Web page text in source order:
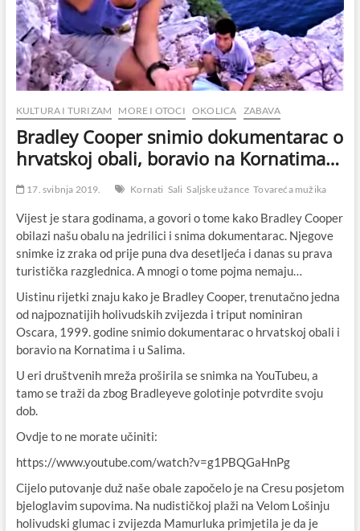
KULTURA I TURIZAM MORE I OTOCI OKOLICA ZABAVA
Bradley Cooper snimio dokumentarac o
hrvatskoj obali, boravio na Kornatima…
17. svibnja 2019. Kornati Sali Saljske užance Tovareća mužika
Vijest je stara godinama, a govori o tome kako Bradley Cooper
obilazi našu obalu na jedrilici i snima dokumentarac. Njegove
snimke iz zraka od prije puna dva desetljeća i danas su prava
turistička razglednica. A mnogi o tome pojma nemaju…
Uistinu rijetki znaju kako je Bradley Cooper, trenutačno jedna
od najpoznatijih holivudskih zvijezda i triput nominiran
Oscara, 1999. godine snimio dokumentarac o hrvatskoj obali i
boravio na Kornatima i u Salima.
U eri društvenih mreža proširila se snimka na YouTubeu, a
tamo se traži da zbog Bradleyeve golotinje potvrdite svoju
dob.
Ovdje to ne morate učiniti:
https://www.youtube.com/watch?v=g1PBQGaHnPg
Cijelo putovanje duž naše obale započelo je na Cresu posjetom
bjeloglavim supovima. Na nudističkoj plaži na Velom Lošinju
holivudski glumac i zvijezda Mamurluka primjetila je da je